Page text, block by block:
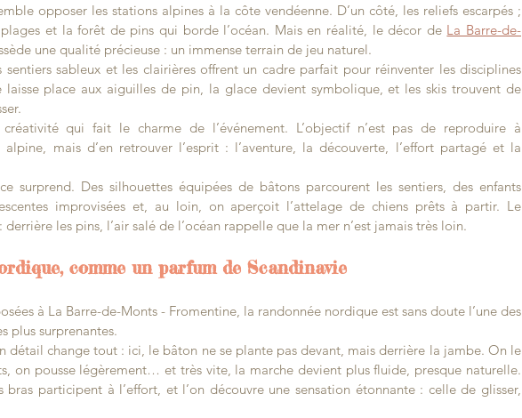
opposer les stations alpines à la côte vendéenne. D’un côté, les reliefs escarpés ;
et la forêt de pins qui borde l’océan. Mais en réalité, le décor de La Barre-de-
une qualité précieuse : un immense terrain de jeu naturel.
sableux et les clairières offrent un cadre parfait pour réinventer les disciplines
laisse place aux aiguilles de pin, la glace devient symbolique, et les skis trouvent de
qui fait le charme de l’événement. L’objectif n’est pas de reproduire à
alpine, mais d’en retrouver l’esprit : l’aventure, la découverte, l’effort partagé et la
surprend. Des silhouettes équipées de bâtons parcourent les sentiers, des enfants
improvisées et, au loin, on aperçoit l’attelage de chiens prêts à partir. Le
derrière les pins, l’air salé de l’océan rappelle que la mer n’est jamais très loin.
comme un parfum de Scandinavie
à La Barre-de-Monts - Fromentine, la randonnée nordique est sans doute l’une des
plus surprenantes.
détail change tout : ici, le bâton ne se plante pas devant, mais derrière la jambe. On le
on pousse légèrement… et très vite, la marche devient plus fluide, presque naturelle.
bras participent à l’effort, et l’on découvre une sensation étonnante : celle de glisser,